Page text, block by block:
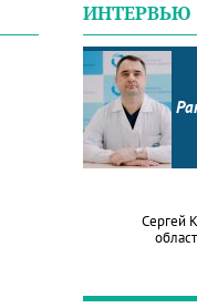
ИНТЕРВЬЮ
Сергей